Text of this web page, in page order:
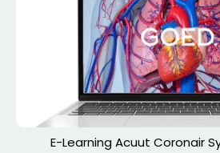
E-Learning Acuut Coronair